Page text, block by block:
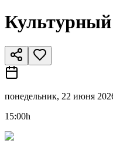
понедельник, 22 июня
15:00h